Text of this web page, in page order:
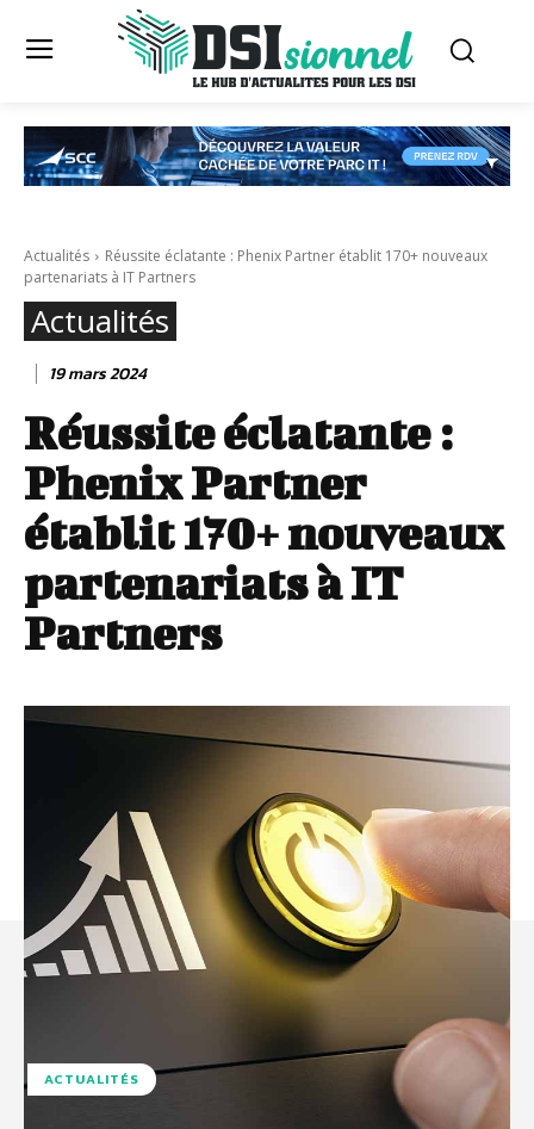
Actualités
Réussite éclatante : Phenix Partner établit 170+ nouveaux
partenariats à IT Partners
Actualités
19 mars 2024
Réussite éclatante :
Phenix Partner
établit 170+ nouveaux
partenariats à IT
Partners
ACTUALITÉS